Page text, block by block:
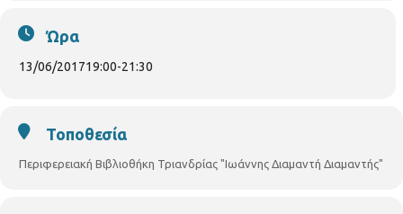
στην σκακιστική του βιβλιοθήκη. Η εκδήλωση είναι ανοικτή σε
όλους τους φίλους του σκακιού.
Ώρα
13/06/201719:00-21:30
Τοποθεσία
Περιφερειακή Βιβλιοθήκη Τριανδρίας "Ιωάννης Διαμαντή Διαμαντής"